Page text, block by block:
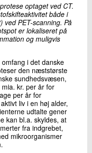
optaget ved CT.
både i
PET-scanning. På
er lokaliseret på
og muligvis
i det danske
den næststørste
sundhedsvæsen,
kr. per år for
per år for
liv i en høj alder,
udtalte gener
kan bl.a. skyldes, at
fra indgrebet,
mikroorganismer